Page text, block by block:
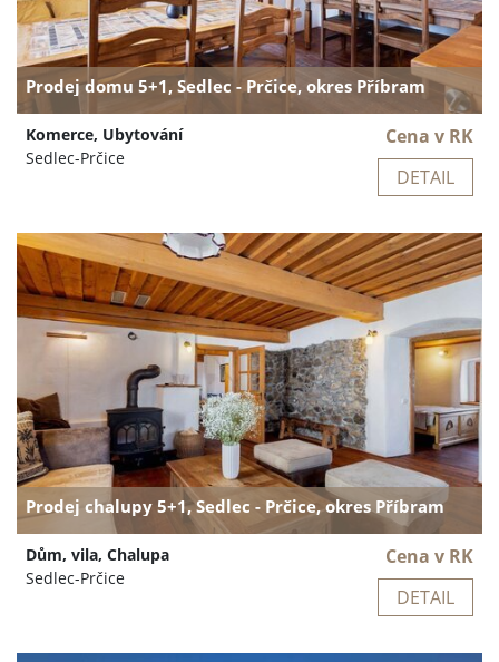
Prodej domu 5+1, Sedlec - Prčice, okres Příbram
Komerce, Ubytování
Sedlec-Prčice
Cena v RK
DETAIL
Prodej chalupy 5+1, Sedlec - Prčice, okres Příbram
Dům, vila, Chalupa
Sedlec-Prčice
Cena v RK
DETAIL